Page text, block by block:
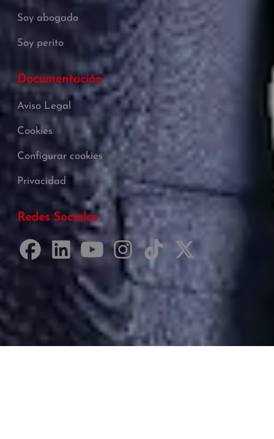
Soy abogado
Soy perito
Documentación
Aviso Legal
Cookies
Configurar cookies
Privacidad
Redes Sociales
Desarrollado por Just Quality